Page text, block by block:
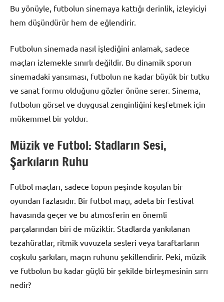
Bu yönüyle, futbolun sinemaya kattığı derinlik, izleyiciyi
hem düşündürür hem de eğlendirir.
Futbolun sinemada nasıl işlediğini anlamak, sadece
maçları izlemekle sınırlı değildir. Bu dinamik sporun
sinemadaki yansıması, futbolun ne kadar büyük bir tutku
ve sanat formu olduğunu gözler önüne serer. Sinema,
futbolun görsel ve duygusal zenginliğini keşfetmek için
mükemmel bir yoldur.
Müzik ve Futbol: Stadların Sesi,
Şarkıların Ruhu
Futbol maçları, sadece topun peşinde koşulan bir
oyundan fazlasıdır. Bir futbol maçı, adeta bir festival
havasında geçer ve bu atmosferin en önemli
parçalarından biri de müziktir. Stadlarda yankılanan
tezahüratlar, ritmik vuvuzela sesleri veya taraftarların
coşkulu şarkıları, maçın ruhunu şekillendirir. Peki, müzik
ve futbolun bu kadar güçlü bir şekilde birleşmesinin sırrı
nedir?